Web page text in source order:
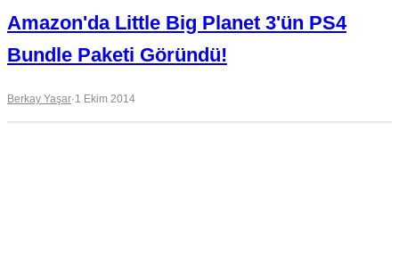
Amazon'da Little Big Planet 3'ün PS4
Bundle Paketi Göründü!
Berkay Yaşar·1 Ekim 2014